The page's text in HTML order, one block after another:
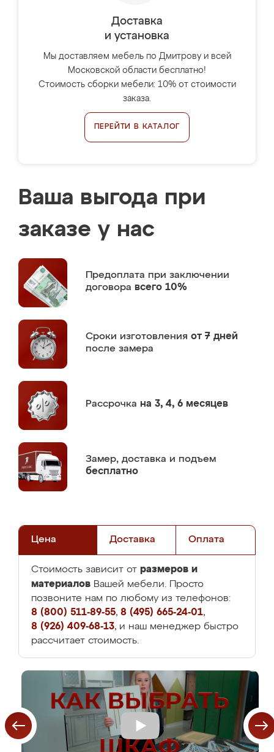
Доставка
и установка
Мы доставляем мебель по Дмитрову и всей
Московской области бесплатно!
Стоимость сборки мебели: 10% от стоимости
заказа.
ПЕРЕЙТИ В КАТАЛОГ
Ваша выгода при
заказе у нас
Предоплата при заключении
договора всего 10%
Сроки изготовления от 7 дней
после замера
Рассрочка на 3, 4, 6 месяцев
Замер, доставка и подъем
бесплатно
Цена Доставка Оплата
Стоимость зависит от размеров и
материалов Вашей мебели. Просто
позвоните нам по любому из телефонов:
8 (800) 511-89-55, 8 (495) 665-24-01,
8 (926) 409-68-13, и наш менеджер быстро
рассчитает стоимость.